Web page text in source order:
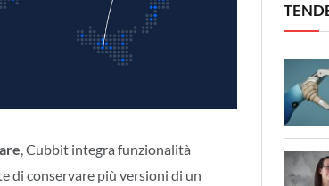
, Cubbit integra funzionalità
di conservare più versioni di un